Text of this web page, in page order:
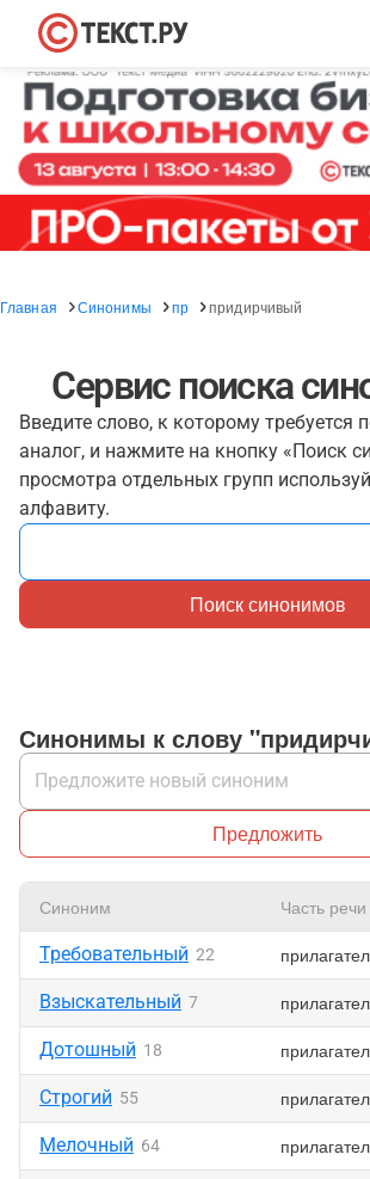
Главная Синонимы пр придирчивый
Сервис поиска
Введите слово, к которому требуется
аналог, и нажмите на кнопку «Поиск
просмотра отдельных групп
алфавиту.
Поиск синонимов
Синонимы к слову
Предложить
Синоним Часть речи
Требовательный 22
Взыскательный 7
Дотошный 18
Строгий 55
Мелочный 64